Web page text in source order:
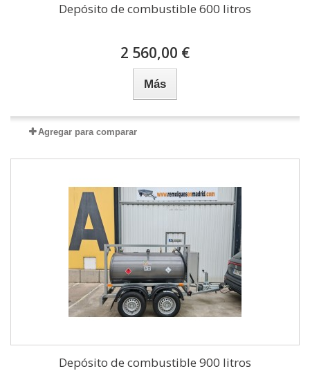
Depósito de combustible 600 litros
2 560,00 €
Más
Agregar para comparar
Depósito de combustible 900 litros